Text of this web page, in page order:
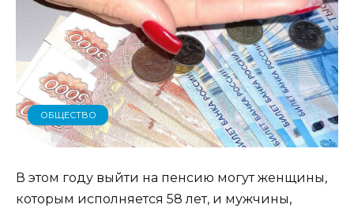
ОБЩЕСТВО
В этом году выйти на пенсию могут женщины,
которым исполняется 58 лет, и мужчины,